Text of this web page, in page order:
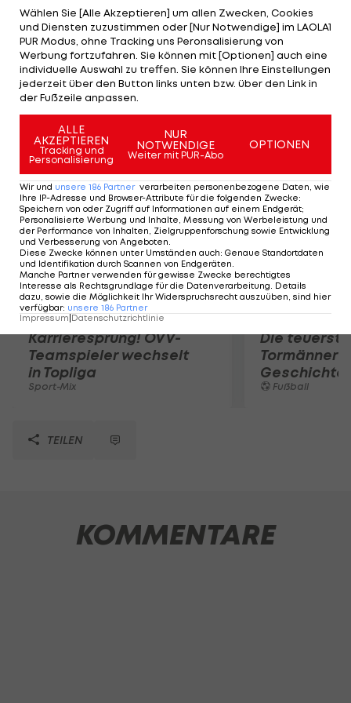
beiden Meisterschaften solide voran. Die WTCC
hat 2013 damit ein echtes Problem: Chevrolet war
nach dem Aus von Seat und BMW das letzte
verbliebene Werks-Team. Allerdings werden
Honda und Ford als mögliche Einsteiger für 2013
gehandelt.
Mehr zum Thema
Karrieresprung! ÖVV-
Teamspieler wechselt
in Topliga
Sport-Mix
Die
Tormänner
Geschichte
Fußball
TEILEN
KOMMENTARE
Wählen Sie [Alle Akzeptieren] um allen Zwecken, Cookies
und Diensten zuzustimmen oder [Nur Notwendige] im LAOLA1
PUR Modus, ohne Tracking uns Peronsalisierung von
Werbung fortzufahren. Sie können mit [Optionen] auch eine
individuelle Auswahl zu treffen. Sie können Ihre Einstellungen
jederzeit über den Button links unten bzw. über den Link in
der Fußzeile anpassen.
ALLE
AKZEPTIEREN
Tracking und
Personalisierung
NUR
NOTWENDIGE
Weiter mit PUR-Abo
OPTIONEN
Wir und unsere 186 Partner verarbeiten personenbezogene Daten, wie
Ihre IP-Adresse und Browser-Attribute für die folgenden Zwecke:
Speichern von oder Zugriff auf Informationen auf einem Endgerät;
Personalisierte Werbung und Inhalte, Messung von Werbeleistung und
der Performance von Inhalten, Zielgruppenforschung sowie Entwicklung
und Verbesserung von Angeboten.
Diese Zwecke können unter Umständen auch: Genaue Standortdaten
und Identifikation durch Scannen von Endgeräten.
Manche Partner verwenden für gewisse Zwecke berechtigtes
Interesse als Rechtsgrundlage für die Datenverarbeitung. Details
dazu, sowie die Möglichkeit Ihr Widerspruchsrecht auszuüben, sind hier
verfügbar: unsere 186 Partner
Impressum Datenschutzrichtlinie